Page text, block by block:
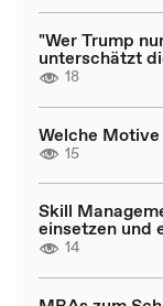
"Wer Trump
unterschätzt
18
Welche
15
Skill
einsetzen und
14